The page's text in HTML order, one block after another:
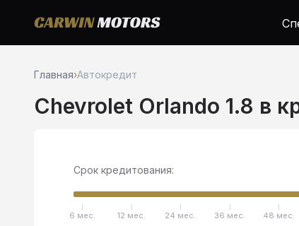
Главная›Автокредит
Chevrolet Orlando 1.8 в
Срок кредитования:
6 мес. 12 мес. 24 мес. 36 мес. 48 мес.